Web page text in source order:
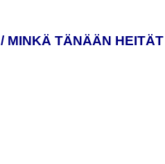
MINKÄ TÄNÄÄN